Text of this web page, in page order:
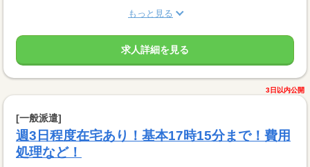
もっと見る
求人詳細を見る
3日以内公開
[一般派遣]
週3日程度在宅あり！基本17時15分まで！費用
処理など！